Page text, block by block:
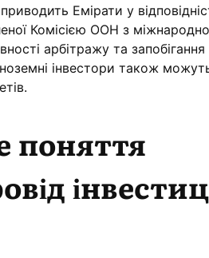
Емірати у
Комісією ООН з міжнародної
арбітражу та
інвестори також
поняття